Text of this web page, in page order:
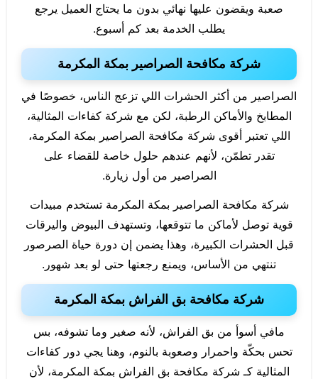
صعبة ويقضون عليها نهائي بدون ما يحتاج العميل يرجع
يطلب الخدمة بعد كم أسبوع.
شركة مكافحة الصراصير بمكة المكرمة
الصراصير من أكثر الحشرات اللي تزعج الناس، خصوصًا في
المطابخ والأماكن الرطبة، لكن مع شركة كفاءات المثالية،
اللي تعتبر أقوى شركة مكافحة الصراصير بمكة المكرمة،
تقدر تطمّن، لأنهم عندهم حلول خاصة للقضاء على
الصراصير من أول زيارة.
شركة مكافحة الصراصير بمكة المكرمة تستخدم مبيدات
قوية توصل لأماكن ما تتوقعها، وتستهدف البيوض واليرقات
قبل الحشرات الكبيرة، وهذا يضمن إن دورة حياة الصرصور
تنتهي من الأساس، ويمنع رجعتها حتى لو بعد شهور.
شركة مكافحة بق الفراش بمكة المكرمة
مافي أسوأ من بق الفراش، لأنه صغير وما تشوفه، بس
تحس بحكّة واحمرار وصعوبة بالنوم، وهنا يجي دور كفاءات
المثالية كـ شركة مكافحة بق الفراش بمكة المكرمة، لأن